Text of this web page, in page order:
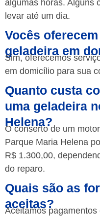
algumas horas. Alguns
levar até um dia.
Vocês
geladeira em
Sim, oferecemos
em domicílio para sua
Quanto custa
uma geladeira
Helena?
O conserto de um
Parque Maria Helena
R$ 1.300,00,
do reparo.
Quais são as
aceitas?
Aceitamos